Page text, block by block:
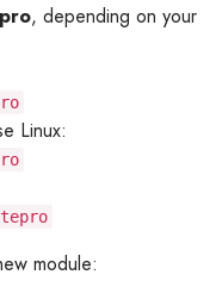
, depending on your
Linux:
module: